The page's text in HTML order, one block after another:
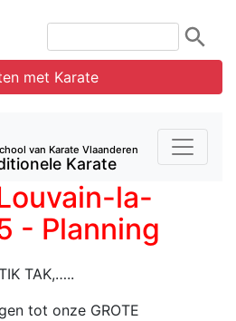
met Karate
van Karate Vlaanderen
Karate
la-
- Planning
TAK,…..
tot onze GROTE